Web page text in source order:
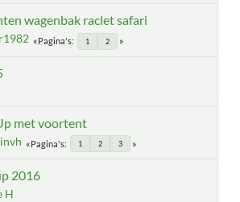
wagenbak raclet safari
Pagina's 1 2
met voortent
Pagina's 1 2 3
2016
H